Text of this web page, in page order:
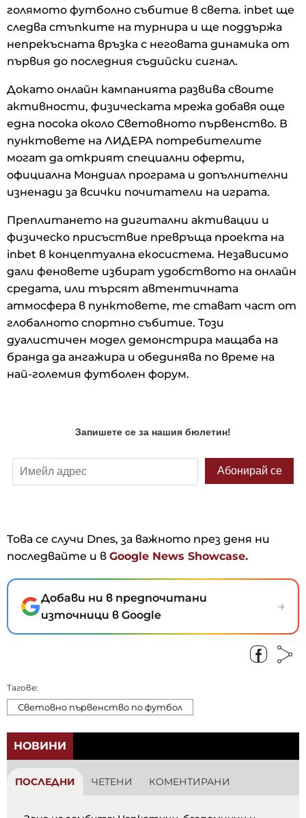
голямото футболно събитие в света. inbet ще
следва стъпките на турнира и ще поддържа
непрекъсната връзка с неговата динамика от
първия до последния съдийски сигнал.
Докато онлайн кампанията развива своите
активности, физическата мрежа добавя още
една посока около Световното първенство. В
пунктовете на ЛИДЕРА потребителите
могат да открият специални оферти,
официална Мондиал програма и допълнителни
изненади за всички почитатели на играта.
Преплитането на дигитални активации и
физическо присъствие превръща проекта на
inbet в концептуална екосистема. Независимо
дали феновете избират удобството на онлайн
средата, или търсят автентичната
атмосфера в пунктовете, те стават част от
глобалното спортно събитие. Този
дуалистичен модел демонстрира мащаба на
бранда да ангажира и обединява по време на
най-големия футболен форум.
Това се случи Dnes, за важното през деня ни
последвайте и в Google News Showcase.
Добави ни в предпочитани
източници в Google
→
Тагове:
Световно първенство по футбол
НОВИНИ
ПОСЛЕДНИ ЧЕТЕНИ КОМЕНТИРАНИ